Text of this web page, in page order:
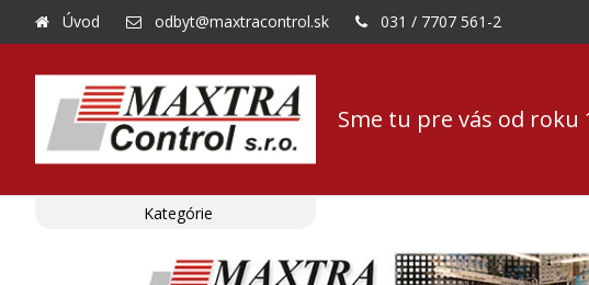
Sme tu pre vás od roku
Úvod odbyt@maxtracontrol.sk 031 / 7707 561-2
Kategórie